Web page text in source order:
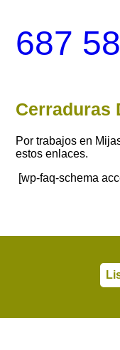
687
Cerraduras
Por trabajos en
estos enlaces.
[wp-faq-schema